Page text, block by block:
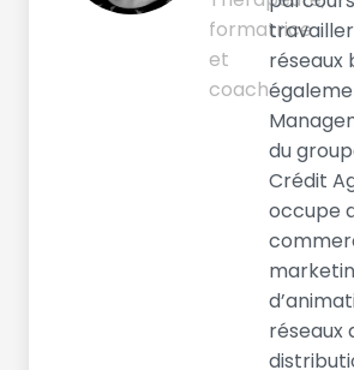
formatrice
et
coach
réseaux
du
Crédit
occupe
réseaux